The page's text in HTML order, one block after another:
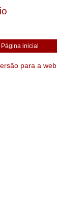
Página inicial
para a web